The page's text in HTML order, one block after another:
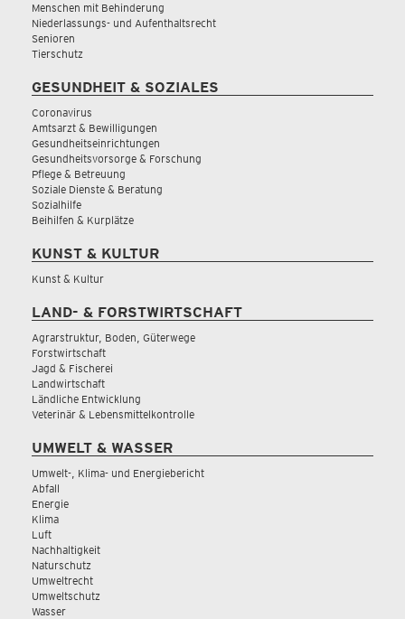
Menschen mit Behinderung
Niederlassungs- und Aufenthaltsrecht
Senioren
Tierschutz
GESUNDHEIT & SOZIALES
Coronavirus
Amtsarzt & Bewilligungen
Gesundheitseinrichtungen
Gesundheitsvorsorge & Forschung
Pflege & Betreuung
Soziale Dienste & Beratung
Sozialhilfe
Beihilfen & Kurplätze
KUNST & KULTUR
Kunst & Kultur
LAND- & FORSTWIRTSCHAFT
Agrarstruktur, Boden, Güterwege
Forstwirtschaft
Jagd & Fischerei
Landwirtschaft
Ländliche Entwicklung
Veterinär & Lebensmittelkontrolle
UMWELT & WASSER
Umwelt-, Klima- und Energiebericht
Abfall
Energie
Klima
Luft
Nachhaltigkeit
Naturschutz
Umweltrecht
Umweltschutz
Wasser